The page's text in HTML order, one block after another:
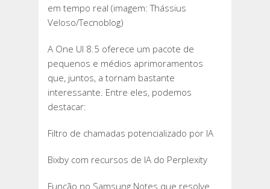
em tempo real (imagem: Thássius
Veloso/Tecnoblog)
A One UI 8.5 oferece um pacote de
pequenos e médios aprimoramentos
que, juntos, a tornam bastante
interessante. Entre eles, podemos
destacar:
Filtro de chamadas potencializado por IA
Bixby com recursos de IA do Perplexity
Função no Samsung Notes que resolve